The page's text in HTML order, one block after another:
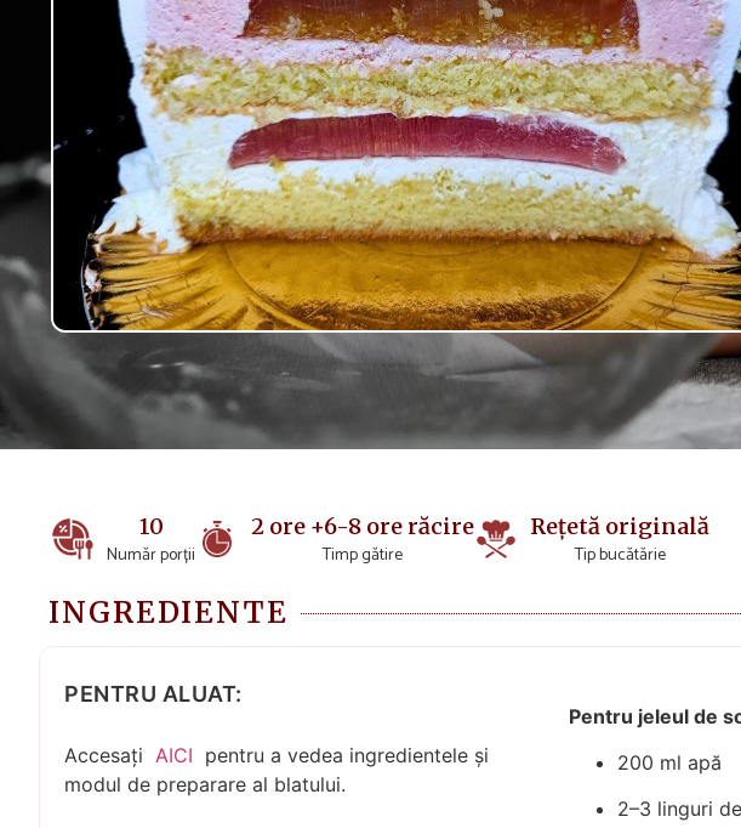
10
Număr porții
2 ore +6-8 ore răcire
Timp gătire
Rețetă originală
Tip bucătărie
INGREDIENTE
PENTRU ALUAT:
Accesați AICI pentru a vedea ingredientele și
modul de preparare al blatului.
Pentru jeleul de
200 ml apă
2–3 linguri